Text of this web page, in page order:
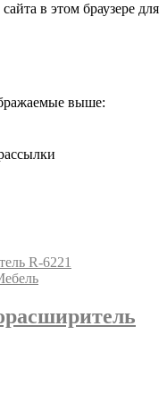
в этом браузере для
выше: